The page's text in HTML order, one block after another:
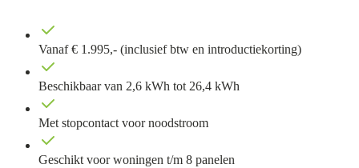
Vanaf € 1.995,- (inclusief btw en introductiekorting)
Beschikbaar van 2,6 kWh tot 26,4 kWh
Met stopcontact voor noodstroom
Geschikt voor woningen t/m 8 panelen